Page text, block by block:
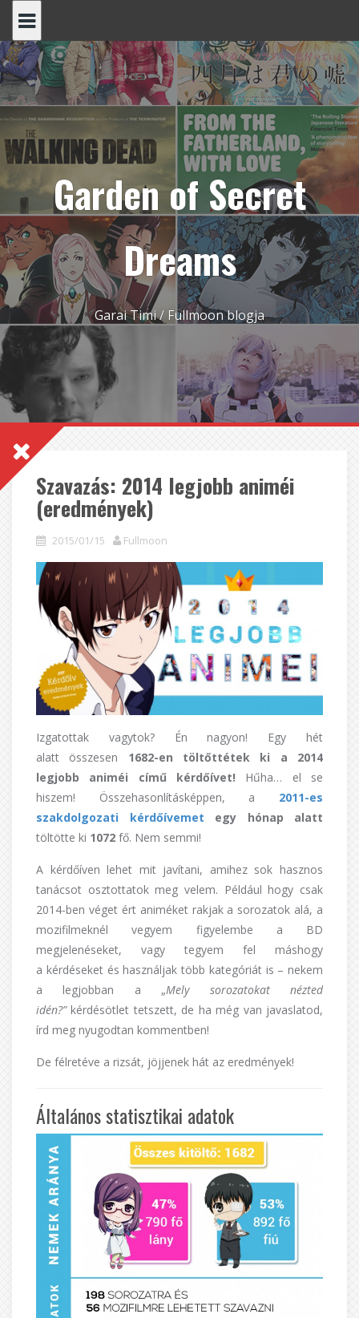
content
Garden of Secret
Dreams
Garai Timi / Fullmoon blogja
Szavazás: 2014 legjobb animéi
(eredmények)
2015/01/15 Fullmoon
Izgatottak vagytok? Én nagyon! Egy hét
alatt összesen 1682-en töltőttétek ki a 2014
legjobb animéi című kérdőívet! Hűha… el se
hiszem! Összehasonlításképpen, a 2011-es
szakdolgozati kérdőívemet
egy hónap alatt
töltötte ki 1072 fő. Nem semmi!
A kérdőíven lehet mit javítani, amihez sok hasznos
tanácsot osztottatok meg velem. Például hogy csak
2014-ben véget ért animéket rakjak a sorozatok alá, a
mozifilmeknél vegyem figyelembe a BD
megjelenéseket, vagy tegyem fel máshogy
a kérdéseket és használjak több kategóriát is – nekem
a legjobban a „Mely sorozatokat nézted
idén?”kérdésötlet tetszett, de ha még van javaslatod,
írd meg nyugodtan kommentben!
De félretéve a rizsát, jöjjenek hát az eredmények!
Általános statisztikai adatok